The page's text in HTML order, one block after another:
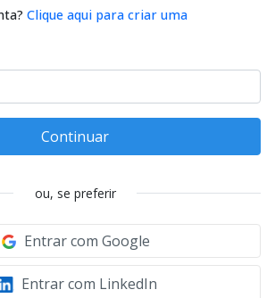
Clique aqui para criar uma
Continuar
ou, se preferir
Entrar com Google
Entrar com LinkedIn